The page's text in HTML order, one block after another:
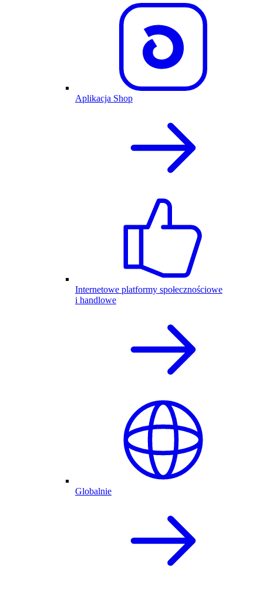
Aplikacja Shop
Internetowe platformy społecznościowe
i handlowe
Globalnie